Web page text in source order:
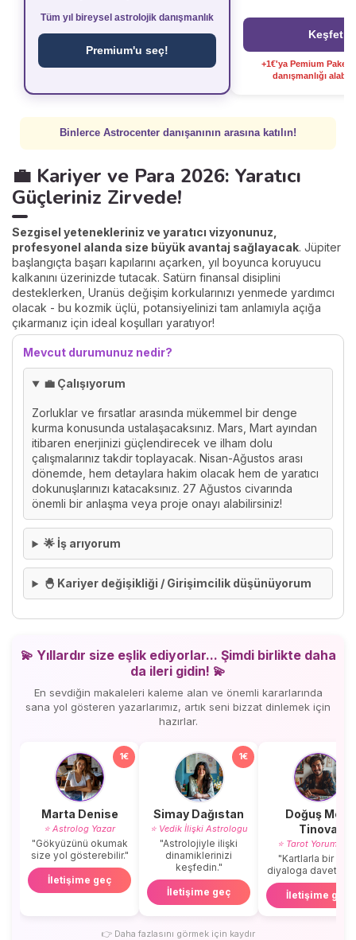
Tüm yıl bireysel astrolojik danışmanlık
Premium'u seç!
Keşfet
+1€'ya Pemium Paket
danışmanlığı
Binlerce Astrocenter danışanının arasına katılın!
💼 Kariyer ve Para 2026: Yaratıcı
Güçleriniz Zirvede!
Sezgisel yetenekleriniz ve yaratıcı vizyonunuz,
profesyonel alanda size büyük avantaj sağlayacak. Jüpiter
başlangıçta başarı kapılarını açarken, yıl boyunca koruyucu
kalkanını üzerinizde tutacak. Satürn finansal disiplini
desteklerken, Uranüs değişim korkularınızı yenmede yardımcı
olacak - bu kozmik üçlü, potansiyelinizi tam anlamıyla açığa
çıkarmanız için ideal koşulları yaratıyor!
Mevcut durumunuz nedir?
💼 Çalışıyorum
Zorluklar ve fırsatlar arasında mükemmel bir denge
kurma konusunda ustalaşacaksınız. Mars, Mart ayından
itibaren enerjinizi güçlendirecek ve ilham dolu
çalışmalarınız takdir toplayacak. Nisan-Ağustos arası
dönemde, hem detaylara hakim olacak hem de yaratıcı
dokunuşlarınızı katacaksınız. 27 Ağustos civarında
önemli bir anlaşma veya proje onayı alabilirsiniz!
🌟 İş arıyorum
🐣 Kariyer değişikliği / Girişimcilik düşünüyorum
💫 Yıllardır size eşlik ediyorlar... Şimdi birlikte daha
da ileri gidin! 💫
En sevdiğin makaleleri kaleme alan ve önemli kararlarında
sana yol gösteren yazarlarımız, artık seni bizzat dinlemek için
hazırlar.
1€
Marta Denise
⭐ Astrolog Yazar
"Gökyüzünü okumak
size yol gösterebilir."
İletişime geç
1€
Simay Dağıstan
⭐ Vedik İlişki Astrologu
"Astrolojiyle ilişki
dinamiklerinizi
keşfedin."
İletişime geç
Doğuş Mert
Tinova
⭐ Tarot
"Kartlarla bir
diyaloga
İletişime geç
👉Daha fazlasını görmek için kaydır